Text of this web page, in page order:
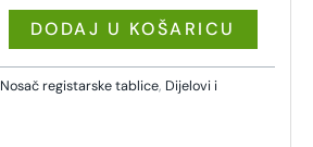
DODAJ U KOŠARICU
Nosač registarske tablice, Dijelovi i